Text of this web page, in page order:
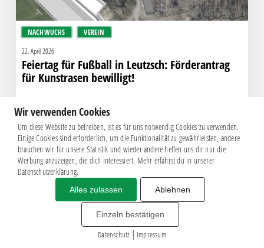
NACHWUCHS VEREIN
22. April 2026
Feiertag für Fußball in Leutzsch: Förderantrag
für Kunstrasen bewilligt!
Impressum|Datenschutz
BSG CHEMIE LEIPZIG © 2026
MITGLIEDERZAHL: 2.816
webdesign by3W
Wir verwenden Cookies
Um diese Website zu betreiben, ist es für uns notwendig Cookies zu verwenden.
Einige Cookies sind erforderlich, um die Funktionalität zu gewährleisten, andere
brauchen wir für unsere Statistik und wieder andere helfen uns dir nur die
Werbung anzuzeigen, die dich interessiert. Mehr erfährst du in unserer
Datenschutzerklärung.
Alles zulassen Ablehnen
Einzeln bestätigen
Datenschutz | Impressum